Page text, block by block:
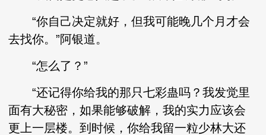
“你自己决定就好，但我可能晚几个月才会
去找你。”阿银道。
“怎么了？”
“还记得你给我的那只七彩蛊吗？我发觉里
面有大秘密，如果能够破解，我的实力应该会
更上一层楼。到时候，你给我留一粒少林大还